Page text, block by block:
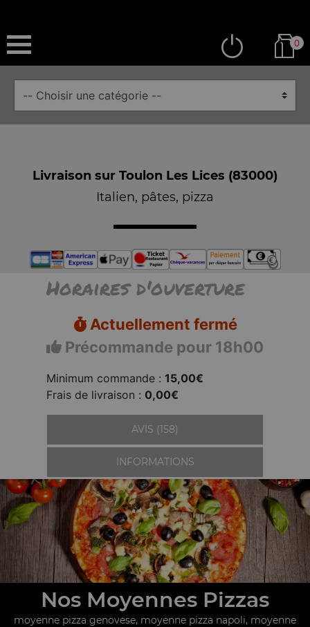
0
Livraison sur Toulon Les Lices (83000)
Italien, pâtes, pizza
Horaires d'ouverture
Actuellement fermé
Précommande pour 18h00
Minimum commande : 15,00€
Frais de livraison : 0,00€
AVIS (158)
INFORMATIONS
Nos Moyennes Pizzas
moyenne pizza genovese, moyenne pizza napoli, moyenne